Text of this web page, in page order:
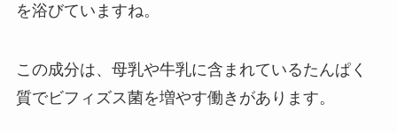
を浴びていますね。
この成分は、母乳や牛乳に含まれているたんぱく
質でビフィズス菌を増やす働きがあります。